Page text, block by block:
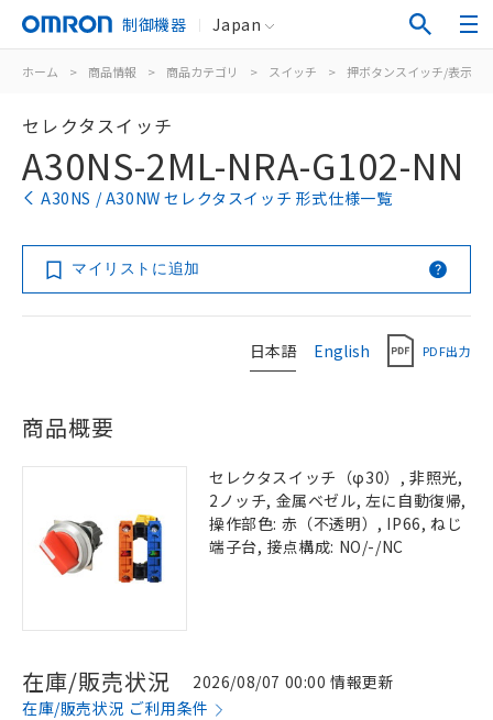
制御機器 Japan
ホーム > 商品情報 > 商品カテゴリ > スイッチ > 押ボタンスイッチ/表示灯
セレクタスイッチ
A30NS-2ML-NRA-G102-NN
A30NS / A30NW セレクタスイッチ 形式仕様一覧
マイリストに追加
日本語 English PDF出力
商品概要
セレクタスイッチ（φ30）, 非照光,
2ノッチ, 金属ベゼル, 左に自動復帰,
操作部色: 赤（不透明）, IP66, ねじ
端子台, 接点構成: NO/-/NC
在庫/販売状況
2026/08/07 00:00 情報更新
在庫/販売状況 ご利用条件